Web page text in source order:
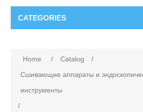
CATEGORIES
Home / Сatalog
/
Сшивающие аппараты и
инструменты
/